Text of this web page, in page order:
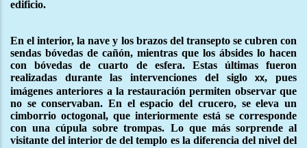
edificio.
En el interior, la nave y los brazos del transepto se cubren con
sendas bóvedas de cañón, mientras que los ábsides lo hacen
con bóvedas de cuarto de esfera. Estas últimas fueron
realizadas durante las intervenciones del sigloxx, pues
imágenes anteriores a la restauración permiten observar que
no se conservaban. En el espacio del crucero, se eleva un
cimborrio octogonal, que interiormente está se corresponde
con una cúpula sobre trompas. Lo que más sorprende al
visitante del interior de del templo es la diferencia del nivel del